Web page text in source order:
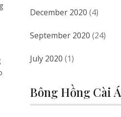
December 2020 (4)
September 2020 (24)
July 2020 (1)
Bông Hồng Cài